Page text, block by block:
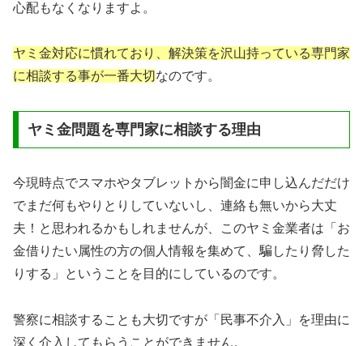
心配もなくなりますよ。
ヤミ金対応に慣れており、解決策を沢山持っている専門家
に相談する事が一番大切なのです。
ヤミ金問題を専門家に相談する理由
今現時点でスマホやタブレットから闇金に申し込んだだけ
でまだ何もやりとりしていないし、連絡も無いから大丈
夫！と思われるかもしれませんが、このヤミ金業者は「お
金借りたい属性の方の個人情報を集めて、騙したり脅した
りする」ということを目的にしているのです。
警察に相談することも大切ですが「民事不介入」を理由に
深く介入してもらうことができません。